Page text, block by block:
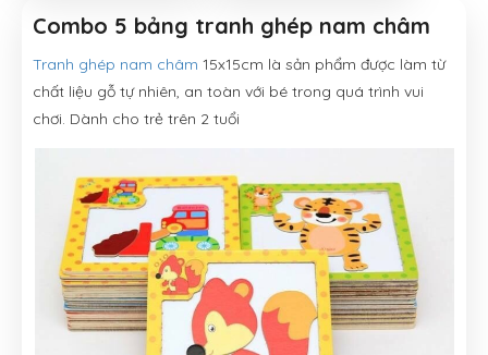
Combo 5 bảng tranh ghép nam châm
Tranh ghép nam châm 15x15cm là sản phẩm được làm từ
chất liệu gỗ tự nhiên, an toàn với bé trong quá trình vui
chơi. Dành cho trẻ trên 2 tuổi